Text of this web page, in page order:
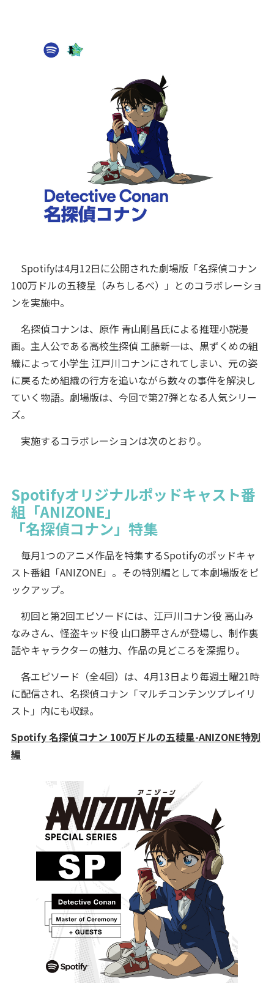
Spotifyは4月12日に公開された劇場版「名探偵コナン
100万ドルの五稜星（みちしるべ）」とのコラボレーショ
ンを実施中。
名探偵コナンは、原作 青山剛昌氏による推理小説漫
画。主人公である高校生探偵 工藤新一は、黒ずくめの組
織によって小学生 江戸川コナンにされてしまい、元の姿
に戻るため組織の行方を追いながら数々の事件を解決し
ていく物語。劇場版は、今回で第27弾となる人気シリー
ズ。
実施するコラボレーションは次のとおり。
Spotifyオリジナルポッドキャスト番
組「ANIZONE」
「名探偵コナン」特集
毎月1つのアニメ作品を特集するSpotifyのポッドキャ
スト番組「ANIZONE」。その特別編として本劇場版をピ
ックアップ。
初回と第2回エピソードには、江戸川コナン役 高山み
なみさん、怪盗キッド役 山口勝平さんが登場し、制作裏
話やキャラクターの魅力、作品の見どころを深掘り。
各エピソード（全4回）は、4月13日より毎週土曜21時
に配信され、名探偵コナン「マルチコンテンツプレイリ
スト」内にも収録。
Spotify 名探偵コナン 100万ドルの五稜星-ANIZONE特別
編